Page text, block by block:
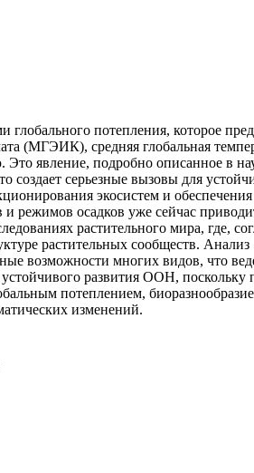
потепления, которое
(МГЭИК), средняя глобальная
явление, подробно описанное в
серьезные вызовы для
экосистем и
режимов осадков уже сейчас
растительного мира, где,
растительных сообществ.
возможности многих видов, что
развития ООН,
потеплением,
изменений.